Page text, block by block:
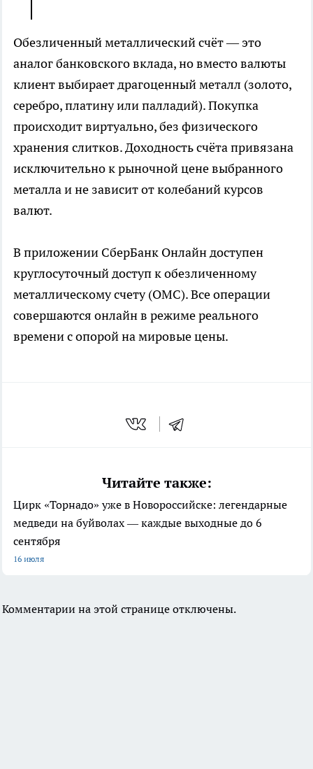
Обезличенный металлический счёт — это
аналог банковского вклада, но вместо валюты
клиент выбирает драгоценный металл (золото,
серебро, платину или палладий). Покупка
происходит виртуально, без физического
хранения слитков. Доходность счёта привязана
исключительно к рыночной цене выбранного
металла и не зависит от колебаний курсов
валют.
В приложении СберБанк Онлайн доступен
круглосуточный доступ к обезличенному
металлическому счету (ОМС). Все операции
совершаются онлайн в режиме реального
времени с опорой на мировые цены.
Читайте также:
Цирк «Торнадо» уже в Новороссийске: легендарные
медведи на буйволах — каждые выходные до 6
сентября
16 июля
Комментарии на этой странице отключены.